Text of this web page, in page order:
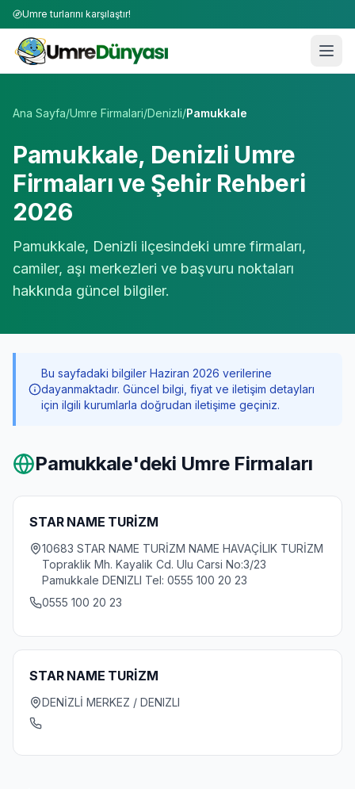
Umre turlarını karşılaştır!
Ana Sayfa/Umre Firmalari/Denizli/Pamukkale
Pamukkale, Denizli Umre
Firmaları ve Şehir Rehberi
2026
Pamukkale, Denizli ilçesindeki umre firmaları,
camiler, aşı merkezleri ve başvuru noktaları
hakkında güncel bilgiler.
Bu sayfadaki bilgiler Haziran 2026 verilerine
dayanmaktadır. Güncel bilgi, fiyat ve iletişim detayları
için ilgili kurumlarla doğrudan iletişime geçiniz.
Pamukkale'deki Umre Firmaları
STAR NAME TURİZM
10683 STAR NAME TURİZM NAME HAVAÇİLIK TURİZM
Topraklik Mh. Kayalik Cd. Ulu Carsi No:3/23
Pamukkale DENIZLI Tel: 0555 100 20 23
0555 100 20 23
STAR NAME TURİZM
DENİZLİ MERKEZ / DENIZLI